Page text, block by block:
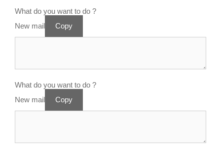
What do you want to do ?
New mail
Copy
What do you want to do ?
New mail
Copy